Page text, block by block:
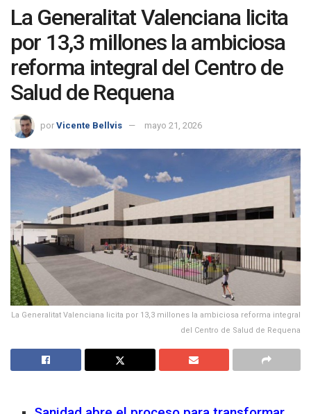
La Generalitat Valenciana licita
por 13,3 millones la ambiciosa
reforma integral del Centro de
Salud de Requena
por Vicente Bellvis mayo 21, 2026
La Generalitat Valenciana licita por 13,3 millones la ambiciosa reforma integral
del Centro de Salud de Requena